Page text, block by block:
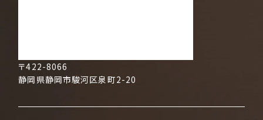
〒422-8066
静岡県静岡市駿河区泉町2-20